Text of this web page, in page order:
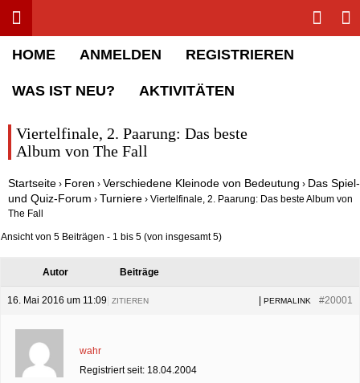
HOME ANMELDEN REGISTRIEREN
WAS IST NEU? AKTIVITÄTEN
Viertelfinale, 2. Paarung: Das beste
Album von The Fall
Startseite › Foren › Verschiedene Kleinode von Bedeutung › Das Spiel-
und Quiz-Forum › Turniere › Viertelfinale, 2. Paarung: Das beste Album von
The Fall
Ansicht von 5 Beiträgen - 1 bis 5 (von insgesamt 5)
Autor Beiträge
16. Mai 2016 um 11:09 #20001
PERMALINK
ZITIEREN
wahr
Registriert seit: 18.04.2004